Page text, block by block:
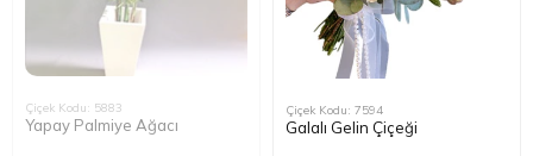
Çiçek Kodu: 5883
Yapay Palmiye Ağacı
Çiçek Kodu: 7594
Galalı Gelin Çiçeği